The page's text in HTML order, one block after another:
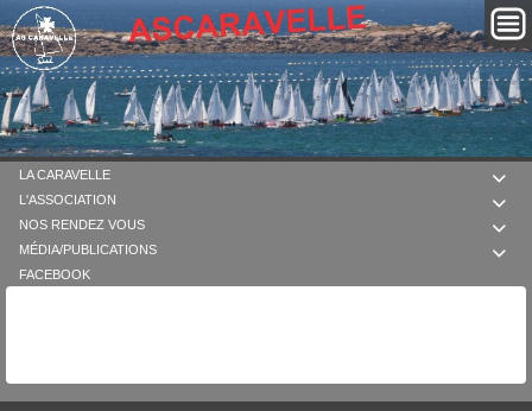

LA CARAVELLE

L'ASSOCIATION

NOS RENDEZ VOUS

MÉDIA/PUBLICATIONS
FACEBOOK